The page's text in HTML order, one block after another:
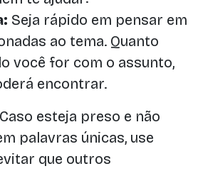
Seja rápido em pensar em
ao tema. Quanto
você for com o assunto,
encontrar.
Caso esteja preso e não
palavras únicas, use
que outros